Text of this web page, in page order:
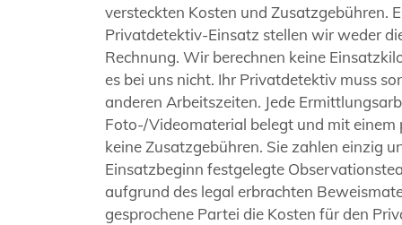
versteckten Kosten und Zusatzgebühren.
Privatdetektiv-Einsatz stellen wir weder
Rechnung. Wir berechnen keine
es bei uns nicht. Ihr Privatdetektiv muss
anderen Arbeitszeiten. Jede
Foto-/Videomaterial belegt und mit einem
keine Zusatzgebühren. Sie zahlen einzig
Einsatzbeginn festgelegte
aufgrund des legal erbrachten
gesprochene Partei die Kosten für den